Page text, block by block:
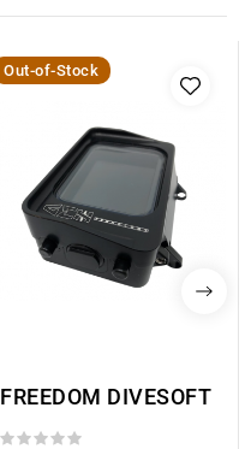
Out-of-Stock
FREEDOM DIVESOFT